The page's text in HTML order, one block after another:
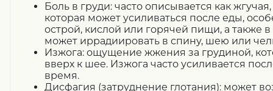
Боль в груди: часто описывается как
которая может усиливаться после еды,
острой, кислой или горячей пищи, а также
может иррадиировать в спину, шею или
Изжога: ощущение жжения за грудиной,
вверх к шее. Изжога часто усиливается
время.
Дисфагия (затруднение глотания): может